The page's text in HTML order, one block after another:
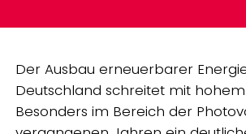
Der Ausbau erneuerbarer
Deutschland schreitet mit
Besonders im Bereich der